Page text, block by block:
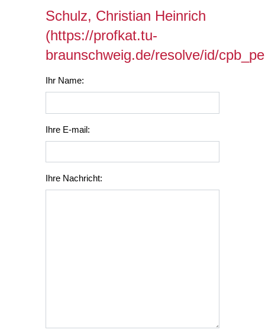
Schulz, Christian Heinrich
(https://profkat.tu-
braunschweig.de/resolve/id/
Ihr Name:
Ihre E-mail:
Ihre Nachricht: